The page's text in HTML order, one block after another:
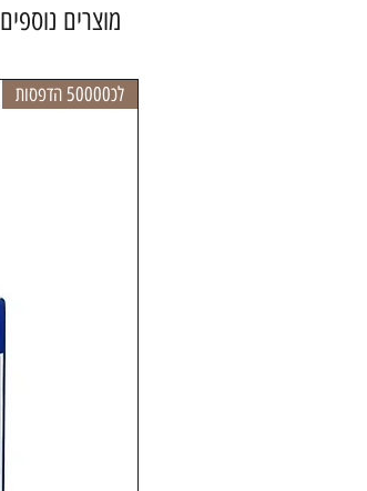
מוצרים נוספים
לכ50000 הדפסות